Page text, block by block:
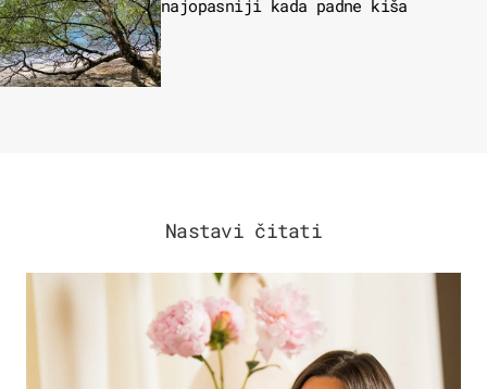
najopasniji kada padne kiša
Nastavi čitati
MODA & LJEPOTA